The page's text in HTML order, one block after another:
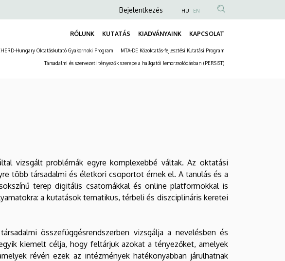
Anonim
fiók
menüje
Bejelentkezés HU EN
RÓLUNK KUTATÁS KIADVÁNYAINK KAPCSOLAT
Hungary Oktatáskutató Gyakornoki Program MTA-DE Közoktatás-fejlesztési Kutatási Program
Társadalmi és szervezeti tényezők szerepe a hallgatói lemorzsolódásban (PERSIST)
vizsgált problémák egyre komplexebbé váltak. Az oktatási
több társadalmi és életkori csoportot érnek el. A tanulás és a
terep digitális csatornákkal és online platformokkal is
a kutatások tematikus, térbeli és diszciplináris keretei
összefüggésrendszerben vizsgálja a nevelésben és
kiemelt célja, hogy feltárjuk azokat a tényezőket, amelyek
révén ezek az intézmények hatékonyabban járulhatnak